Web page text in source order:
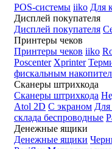
POS-системы iiko Для
Дисплей покупателя
Дисплей покупателя
Принтеры чеков
Принтеры чеков iiko
Poscenter Xprinter
фискальным
Сканеры штрихкода
Сканеры штрихкода
Atol 2D С экраном Для
склада беспроводные
Денежные ящики
Денежные ящики